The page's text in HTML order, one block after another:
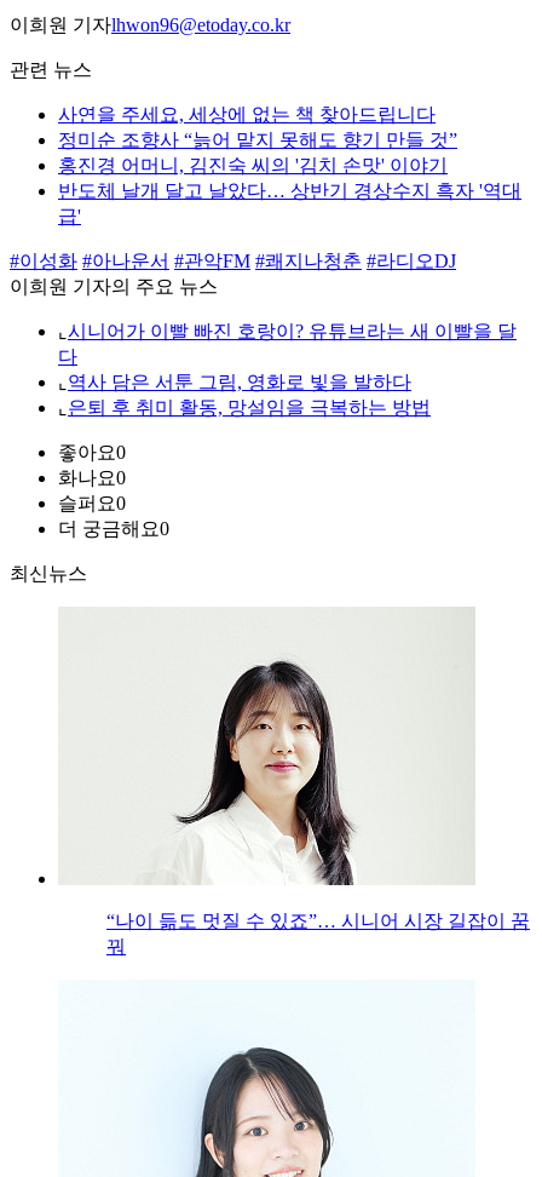
이희원 기자lhwon96@etoday.co.kr
관련 뉴스
사연을 주세요, 세상에 없는 책 찾아드립니다
정미순 조향사 “늙어 맡지 못해도 향기 만들 것”
홍진경 어머니, 김진숙 씨의 '김치 손맛' 이야기
반도체 날개 달고 날았다… 상반기 경상수지 흑자 '역대
급'
#이성화 #아나운서 #관악FM #쾌지나청춘 #라디오DJ
이희원 기자의 주요 뉴스
⌞ 시니어가 이빨 빠진 호랑이? 유튜브라는 새 이빨을 달
다
⌞ 역사 담은 서툰 그림, 영화로 빛을 발하다
⌞ 은퇴 후 취미 활동, 망설임을 극복하는 방법
좋아요0
화나요0
슬퍼요0
더 궁금해요0
최신뉴스
“나이 듦도 멋질 수 있죠”… 시니어 시장 길잡이 꿈
꿔